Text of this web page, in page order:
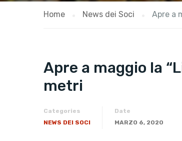
Home News dei Soci Apre a
Apre a maggio la
metri
Categories
NEWS DEI SOCI
Date
MARZO 6, 2020